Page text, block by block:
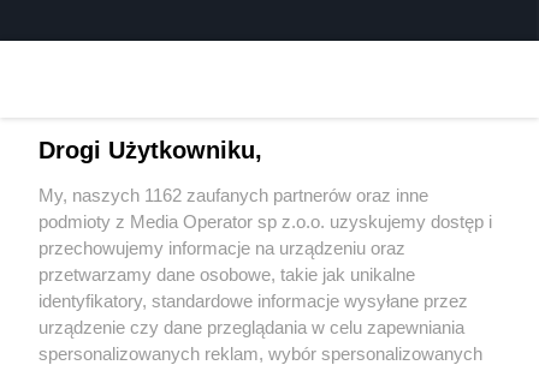
1 / 0
Wydawca mediów lokalnych
Drogi Użytkowniku,
My, naszych 1162 zaufanych partnerów oraz inne
podmioty z Media Operator sp z.o.o. uzyskujemy dostęp i
przechowujemy informacje na urządzeniu oraz
przetwarzamy dane osobowe, takie jak unikalne
identyfikatory, standardowe informacje wysyłane przez
urządzenie czy dane przeglądania w celu zapewniania
spersonalizowanych reklam, wybór spersonalizowanych